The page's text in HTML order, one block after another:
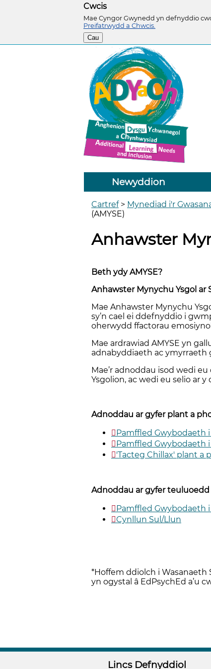
Cwcis
Mae Cyngor Gwynedd yn defnyddio
Preifatrwydd a Chwcis.
Cau
Newyddion
Cartref> Mynediad i'r
(AMYSE)
Anhawster
Beth ydy AMYSE?
Anhawster Mynychu Ysgol ar
Mae Anhawster Mynychu
sy’n cael ei ddefnyddio i
oherwydd ffactorau
Mae ardrawiad AMYSE yn
adnabyddiaeth ac ymyrraeth
Mae’r adnoddau isod wedi
Ysgolion, ac wedi eu selio ar
Adnoddau ar gyfer plant a
Pamffled Gwybodaeth
Pamffled Gwybodaeth
'Tacteg Chillax' plant a
Adnoddau ar gyfer teuluoedd
Pamffled Gwybodaeth i
Cynllun Sul/Llun
*Hoffem ddiolch i Wasanaeth
yn ogystal â EdPsychEd a’u
Lincs Defnyddiol